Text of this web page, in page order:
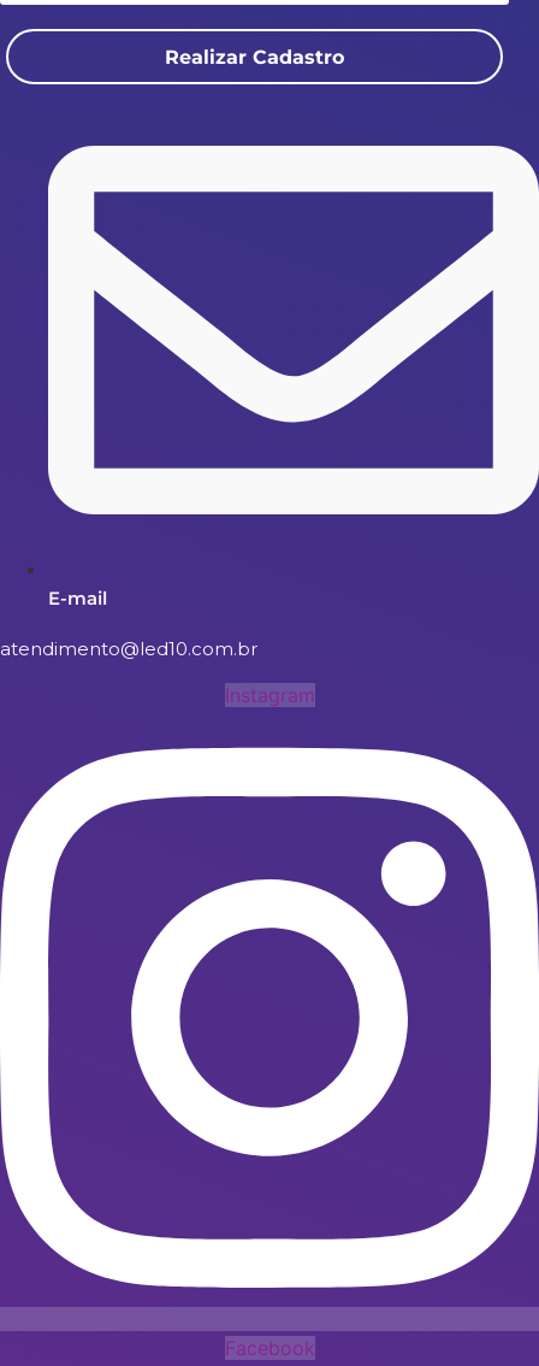
Realizar Cadastro
E-mail
atendimento@led10.com.br
Instagram
Facebook